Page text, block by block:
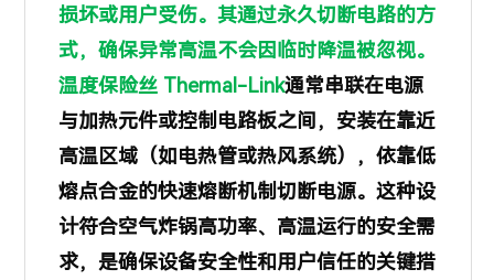
损坏或用户受伤。其通过永久切断电路的方
式，确保异常高温不会因临时降温被忽视。
温度保险丝 Thermal-Link通常串联在电源
与加热元件或控制电路板之间，安装在靠近
高温区域（如电热管或热风系统），依靠低
熔点合金的快速熔断机制切断电源。这种设
计符合空气炸锅高功率、高温运行的安全需
求，是确保设备安全性和用户信任的关键措